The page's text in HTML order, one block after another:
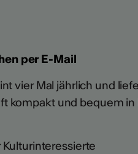
per E-Mail
vier Mal jährlich und
kompakt und bequem in
Kulturinteressierte